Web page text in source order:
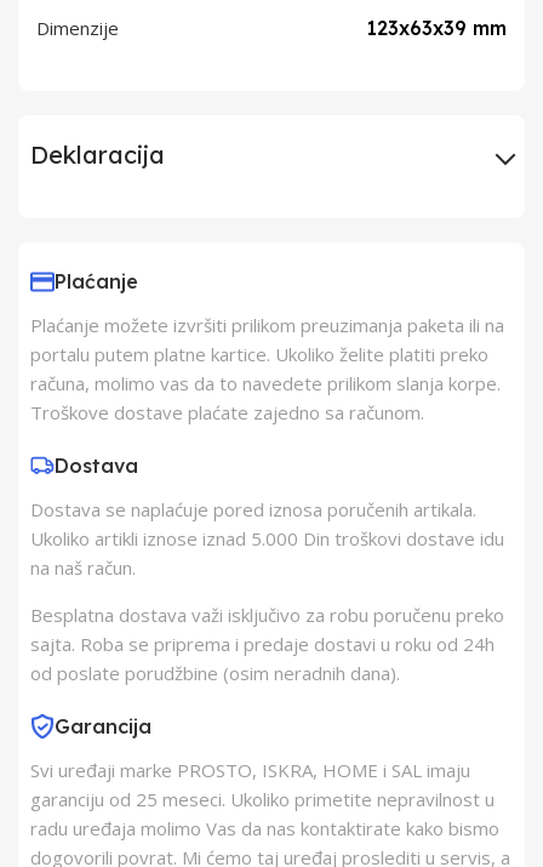
Dimenzije 123x63x39 mm
Deklaracija
Proizvođač
Typhon Trade
Electronics Doo
Zemlja Uvoza Kina
Barkod
Plaćanje
Plaćanje možete izvršiti prilikom preuzimanja paketa ili na
portalu putem platne kartice. Ukoliko želite platiti preko
računa, molimo vas da to navedete prilikom slanja korpe.
Troškove dostave plaćate zajedno sa računom.
Dostava
Dostava se naplaćuje pored iznosa poručenih artikala.
Ukoliko artikli iznose iznad 5.000 Din troškovi dostave idu
na naš račun.
Besplatna dostava važi isključivo za robu poručenu preko
sajta. Roba se priprema i predaje dostavi u roku od 24h
od poslate porudžbine (osim neradnih dana).
Garancija
Svi uređaji marke PROSTO, ISKRA, HOME i SAL imaju
garanciju od 25 meseci. Ukoliko primetite nepravilnost u
radu uređaja molimo Vas da nas kontaktirate kako bismo
dogovorili povrat. Mi ćemo taj uređaj proslediti u servis, a